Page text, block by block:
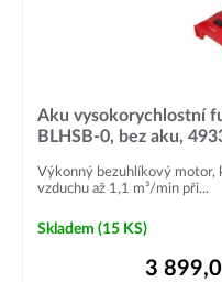
Aku vysokorychlostní
BLHSB-0, bez aku,
Výkonný bezuhlíkový motor,
vzduchu až 1,1 m³/min při...
Skladem (15 KS)
3